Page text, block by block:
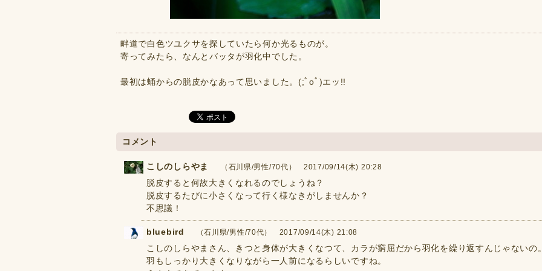
畔道で白色ツユクサを探していたら何か光るものが。
寄ってみたら、なんとバッタが羽化中でした。
最初は蛹からの脱皮かなあって思いました。(;ﾟοﾟ)エッ!!
コメント
こしのしらやま （石川県/男性/70代） 2017/09/14(木) 20:28
脱皮すると何故大きくなれるのでしょうね？
脱皮するたびに小さくなって行く様なきがしませんか？
不思議！
bluebird （石川県/男性/70代） 2017/09/14(木) 21:08
こしのしらやまさん、きつと身体が大きくなつて、カラが窮屈だから羽化を繰り返すんじゃないの
羽もしっかり大きくなりながら一人前になるらしいですね。